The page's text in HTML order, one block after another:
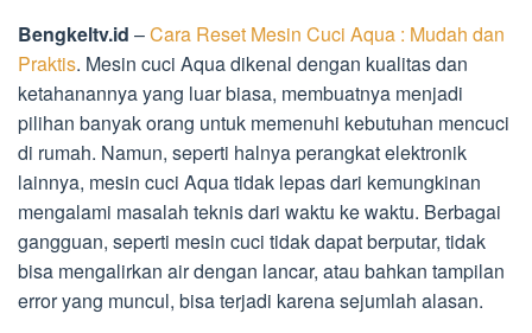
Bengkeltv.id –Cara Reset Mesin Cuci Aqua : Mudah dan
Praktis. Mesin cuci Aqua dikenal dengan kualitas dan
ketahanannya yang luar biasa, membuatnya menjadi
pilihan banyak orang untuk memenuhi kebutuhan mencuci
di rumah. Namun, seperti halnya perangkat elektronik
lainnya, mesin cuci Aqua tidak lepas dari kemungkinan
mengalami masalah teknis dari waktu ke waktu. Berbagai
gangguan, seperti mesin cuci tidak dapat berputar, tidak
bisa mengalirkan air dengan lancar, atau bahkan tampilan
error yang muncul, bisa terjadi karena sejumlah alasan.